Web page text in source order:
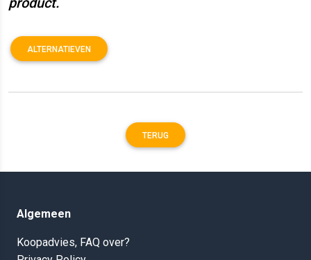
ALTERNATIEVEN
TERUG
Algemeen
Koopadvies, FAQ over?